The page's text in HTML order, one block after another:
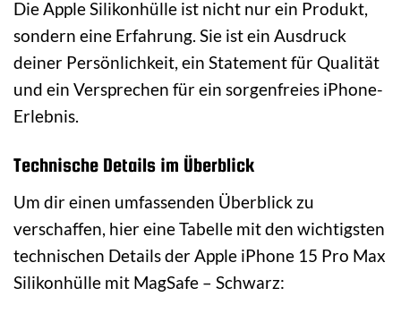
Die Apple Silikonhülle ist nicht nur ein Produkt,
sondern eine Erfahrung. Sie ist ein Ausdruck
deiner Persönlichkeit, ein Statement für Qualität
und ein Versprechen für ein sorgenfreies iPhone-
Erlebnis.
Technische Details im Überblick
Um dir einen umfassenden Überblick zu
verschaffen, hier eine Tabelle mit den wichtigsten
technischen Details der Apple iPhone 15 Pro Max
Silikonhülle mit MagSafe – Schwarz: